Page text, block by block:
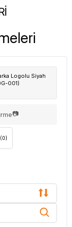
Logolu Siyah
001)
📷
(0)